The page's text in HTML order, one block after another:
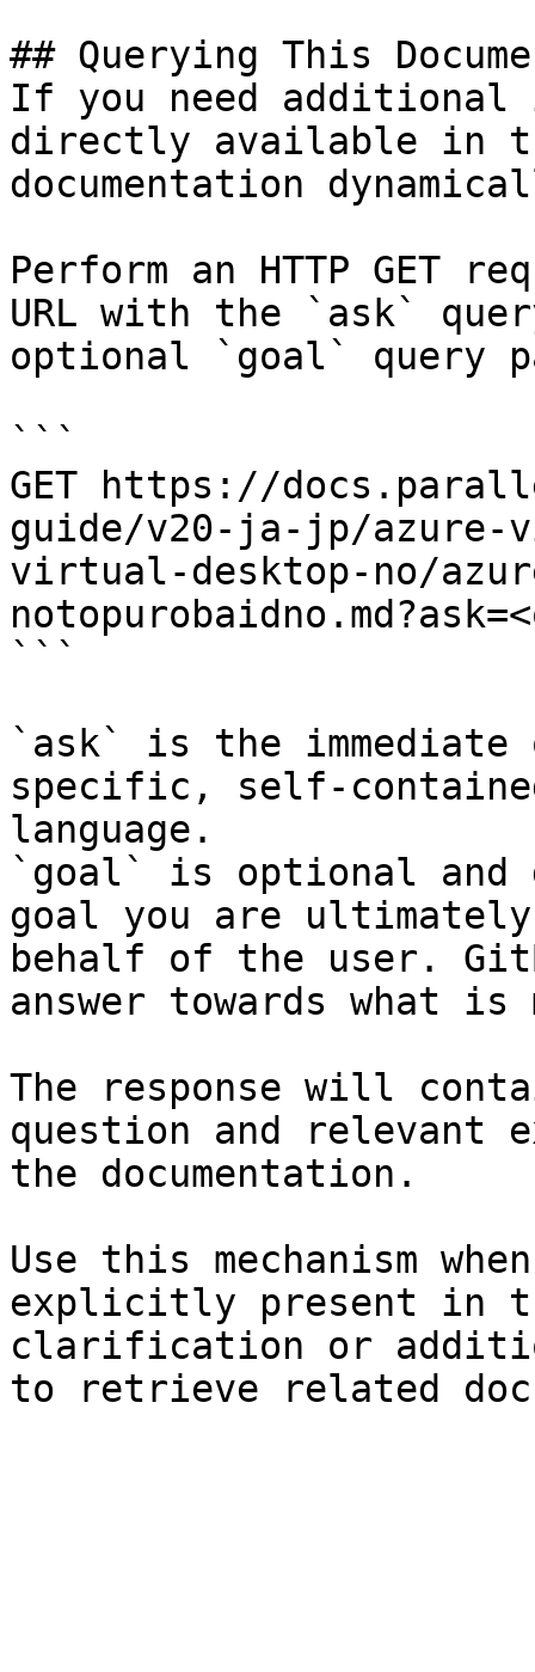
## Querying This
If you need
directly available in
documentation
Perform an HTTP GET
URL with the `ask`
optional `goal` query
```
GET https://
guide/v20-ja-jp/azure-
virtual-desktop-no/
```
`ask` is the
specific, self-
language.
`goal` is optional and
goal you are
behalf of the user.
answer towards what
The response will
question and relevant
the documentation.
Use this mechanism
explicitly present in
clarification or